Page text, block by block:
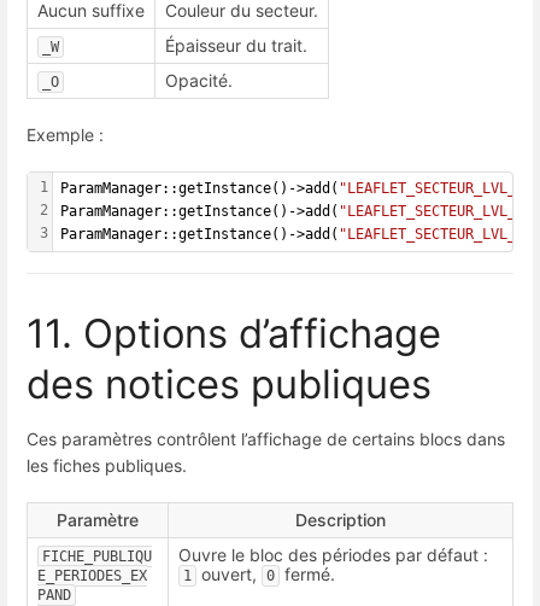
Aucun suffixe Couleur du secteur.
_W Épaisseur du trait.
_O Opacité.
Exemple :
1
2
3
ParamManager::getInstance()->add( "LEAFLET_SECTEUR_LVL_2"
ParamManager::getInstance()->add(
ParamManager::getInstance()->add(
11. Options d’affichage
des notices publiques
Ces paramètres contrôlent l’affichage de certains blocs dans
les fiches publiques.
Paramètre Description
FICHE_PUBLIQU
E_PERIODES_EX
PAND
Ouvre le bloc des périodes par défaut :
1 ouvert, 0 fermé.